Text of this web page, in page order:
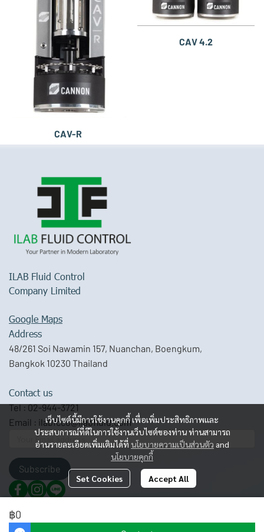
CAV-R
CAV 4.2
฿0
เว็บไซต์นี้มีการใช้งานคุกกี้ เพื่อเพิ่มประสิทธิภาพและ
ประสบการณ์ที่ดีในการใช้งานเว็บไซต์ของท่าน ท่านสามารถ
อ่านรายละเอียดเพิ่มเติมได้ที่ นโยบายความเป็นส่วนตัว and
นโยบายคุกกี้
Set Cookies Accept All
ILAB Fluid Control
Company Limited
Google Maps
Address
48/261 Soi Nawamin 157, Nuanchan, Boengkum,
Bangkok 10230 Thailand
Contact us
Tel :02-944-3721
Email : ilabfcco@ilabfluid.com
Subscribe